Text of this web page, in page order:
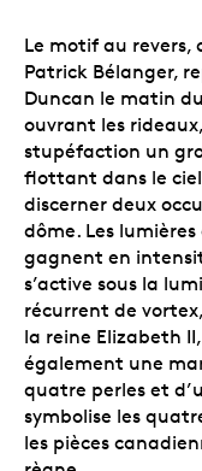
Le motif au revers,
Patrick Bélanger,
Duncan le matin du
ouvrant les
stupéfaction un
flottant dans le
discerner deux
dôme. Les
gagnent en
s’active sous la
récurrent de
la reine Elizabeth
également une
quatre perles et
symbolise les
les pièces